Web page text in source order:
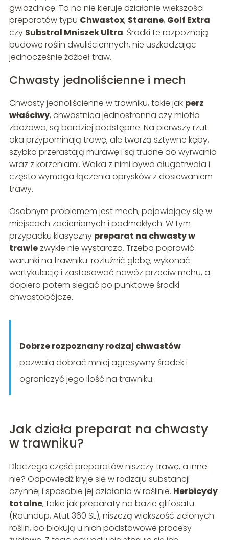
gwiazdnicę. To na nie kieruje działanie większości
preparatów typu Chwastox, Starane, Golf Extra
czy Substral Mniszek Ultra. Środki te rozpoznają
budowę roślin dwuliściennych, nie uszkadzając
jednocześnie źdźbeł traw.
Chwasty jednoliścienne i mech
Chwasty jednoliścienne w trawniku, takie jak perz
właściwy, chwastnica jednostronna czy miotła
zbożowa, są bardziej podstępne. Na pierwszy rzut
oka przypominają trawę, ale tworzą sztywne kępy,
szybko przerastają murawę i są trudne do wyrwania
wraz z korzeniami. Walka z nimi bywa długotrwała i
często wymaga łączenia oprysków z dosiewaniem
trawy.
Osobnym problemem jest mech, pojawiający się w
miejscach zacienionych i podmokłych. W tym
przypadku klasyczny preparat na chwasty w
trawiezwykle nie wystarcza. Trzeba poprawić
warunki na trawniku: rozluźnić glebę, wykonać
wertykulację i zastosować nawóz przeciw mchu, a
dopiero potem sięgać po punktowe środki
chwastobójcze.
Dobrze rozpoznany rodzaj chwastów
pozwala dobrać mniej agresywny środek i
ograniczyć jego ilość na trawniku.
Jak działa preparat na chwasty
w trawniku?
Dlaczego część preparatów niszczy trawę, a inne
nie? Odpowiedź kryje się w rodzaju substancji
czynnej i sposobie jej działania w roślinie. Herbicydy
totalne, takie jak preparaty na bazie glifosatu
(Roundup, Atut 360 SL), niszczą większość zielonych
roślin, bo blokują u nich podstawowe procesy